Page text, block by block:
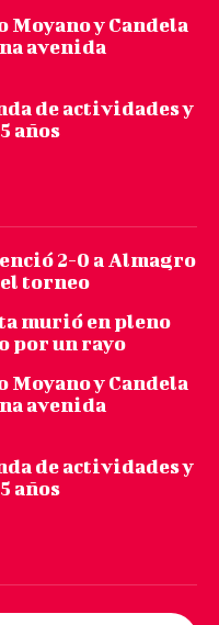
Moyano y Candela
avenida
de actividades y
años
2-0 a Almagro
torneo
murió en pleno
por un rayo
Moyano y Candela
avenida
de actividades y
años